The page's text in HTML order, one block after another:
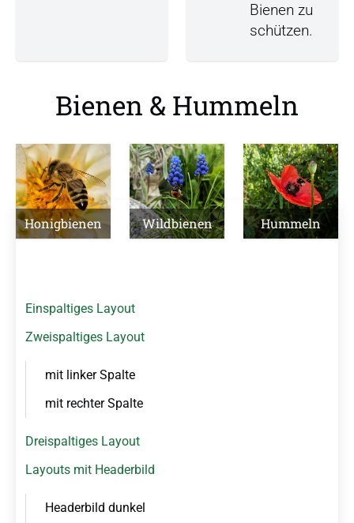
Bienen zu
schützen.
Bienen & Hummeln
Honigbienen Wildbienen Hummeln
N
a
v
Einspaltiges Layout
Zweispaltiges Layout
mit linker Spalte
mit rechter Spalte
Dreispaltiges Layout
Layouts mit Headerbild
Headerbild dunkel